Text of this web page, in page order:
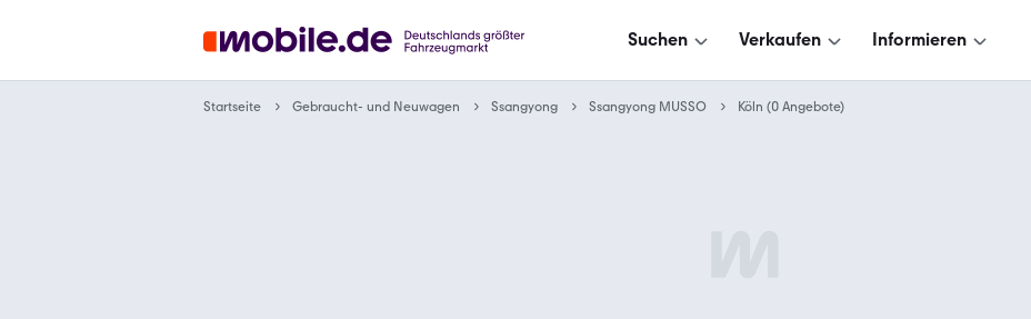
Suchen Verkaufen Informieren
Startseite Gebraucht- und Neuwagen Ssangyong Ssangyong MUSSO Köln (0 Angebote)